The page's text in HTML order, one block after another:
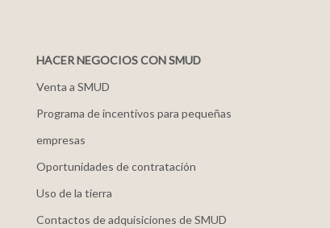
HACER NEGOCIOS CON SMUD
Venta a SMUD
Programa de incentivos para pequeñas
empresas
Oportunidades de contratación
Uso de la tierra
Contactos de adquisiciones de SMUD